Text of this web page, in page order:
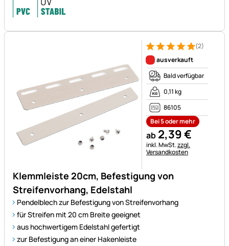
Klemmleiste 20cm, Befestigung von
Streifenvorhang, Edelstahl
Pendelblech zur Befestigung von Streifenvorhang
für Streifen mit 20 cm Breite geeignet
aus hochwertigem Edelstahl gefertigt
zur Befestigung an einer Hakenleiste
Bewertung: 5 von 5 (2
2 Bewertungen
(2)
ausverkauft
Bald verfügbar
0,11 kg
86105
Bei 5 oder mehr
ab 2,39€
Steuerhinweis:
inkl. MwSt.zzgl.
Versandkosten